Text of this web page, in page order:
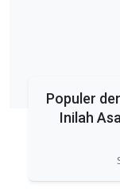
Populer
Inilah